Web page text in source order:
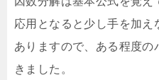
応用となると少し手を加
ありますので、ある程度の
きました。